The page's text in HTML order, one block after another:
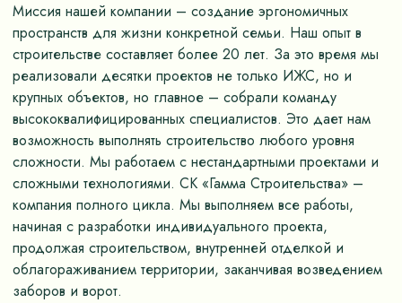
Миссия нашей компании – создание эргономичных
пространств для жизни конкретной семьи. Наш опыт в
строительстве составляет более 20 лет. За это время мы
реализовали десятки проектов не только ИЖС, но и
крупных объектов, но главное – собрали команду
высококвалифицированных специалистов. Это дает нам
возможность выполнять строительство любого уровня
сложности. Мы работаем с нестандартными проектами и
сложными технологиями. СК «Гамма Строительства» –
компания полного цикла. Мы выполняем все работы,
начиная с разработки индивидуального проекта,
продолжая строительством, внутренней отделкой и
облагораживанием территории, заканчивая возведением
заборов и ворот.